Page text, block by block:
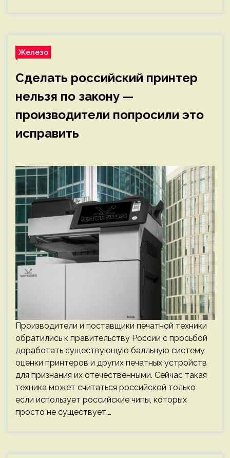
Железо
Сделать российский принтер
нельзя по закону —
производители попросили это
исправить
Производители и поставщики печатной техники
обратились к правительству России с просьбой
доработать существующую балльную систему
оценки принтеров и других печатных устройств
для признания их отечественными. Сейчас такая
техника может считаться российской только
если использует российские чипы, которых
просто не существует.…